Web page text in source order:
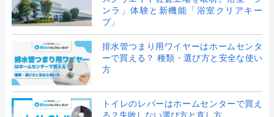
ンラ」体験と新機能「浴室クリアキー
プ」
排水管つまり用ワイヤーはホームセンタ
ーで買える？ 種類・選び方と安全な使い
方
トイレのレバーはホームセンターで買え